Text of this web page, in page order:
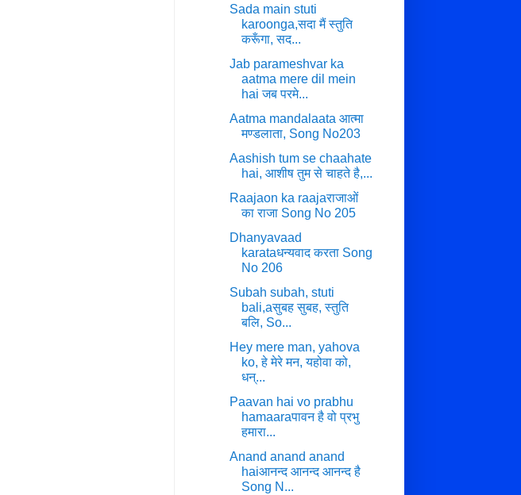
Sada main stuti
karoonga,सदा मैं स्तुति
करूँगा, सद...
Jab parameshvar ka
aatma mere dil mein
hai जब परमे...
Aatma mandalaata आत्मा
मण्डलाता, Song No203
Aashish tum se chaahate
hai, आशीष तुम से चाहते है,...
Raajaon ka raajaराजाओं
का राजा Song No 205
Dhanyavaad
karataधन्यवाद करता Song
No 206
Subah subah, stuti
bali,aसुबह सुबह, स्तुति
बलि, So...
Hey mere man, yahova
ko, हे मेरे मन, यहोवा को,
धन्...
Paavan hai vo prabhu
hamaaraपावन है वो प्रभु
हमारा...
Anand anand anand
haiआनन्द आनन्द आनन्द है
Song N...